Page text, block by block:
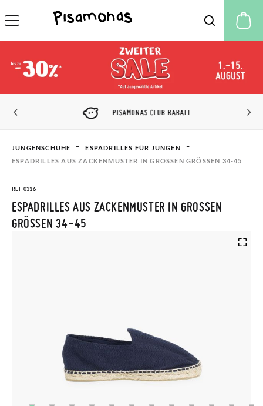
PISAMONAS CLUB RABATT
JUNGENSCHUHE
ESPADRILLES FÜR JUNGEN
ESPADRILLES AUS ZACKENMUSTER IN GROSSEN GRÖSSEN 34-45
REF 0316
ESPADRILLES AUS ZACKENMUSTER IN GROSSEN G
RÖSSEN 34-45